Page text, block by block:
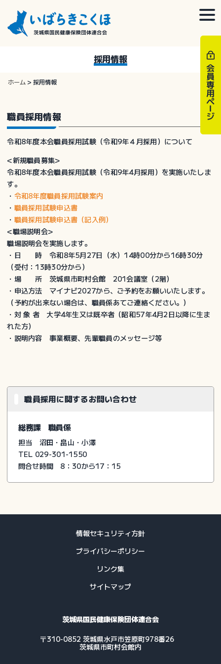
content
採用情報
ホーム > 採用情報
職員採用情報
令和8年度本会職員採用試験（令和9年４月採用）について
<新規職員募集>
令和8年度本会職員採用試験（令和9年4月採用）を実施いたしま
す。
・ 令和8年度職員採用試験案内
・ 職員採用試験申込書
・ 職員採用試験申込書（記入例）
<職場説明会>
職場説明会を実施します。
・日 時 令和8年5月27日（水）14時00分から16時30分
（受付：13時30分から）
・場 所 茨城県市町村会館 201会議室（2階）
・申込方法 マイナビ2027から、ご予約をお願いいたします。
（予約が出来ない場合は、職員係あてご連絡ください。）
・対 象 者 大学4年生又は既卒者（昭和57年4月2日以降に生ま
れた方）
・説明内容 事業概要、先輩職員のメッセージ等
職員採用に関するお問い合わせ
総務課 職員係
担当 沼田・畠山・小澤
TEL 029-301-1550
問合せ時間 8：30から17：15
情報セキュリティ方針
プライバシーポリシー
リンク集
サイトマップ
茨城県国民健康保険団体連合会
〒310-0852 茨城県水戸市笠原町978番26
茨城県市町村会館内